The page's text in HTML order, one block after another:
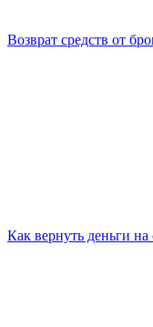
Возврат средств от
Как вернуть деньги на